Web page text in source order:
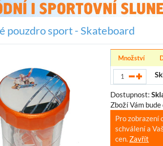
pouzdro sport - Skateboard
Množství
Dostupnost:
Zboží Vám
Pro zobrazení
schválení a
cen. Zavřít